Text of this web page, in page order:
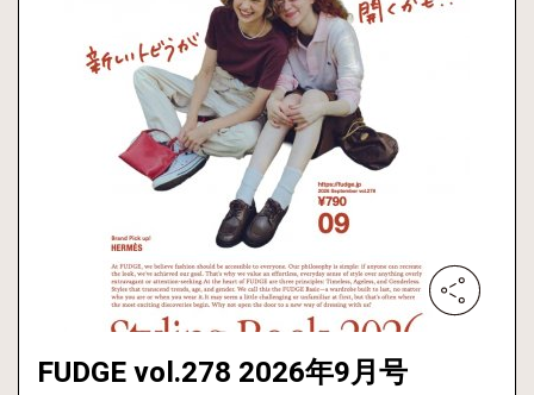
FUDGE vol.278 2026年9月号